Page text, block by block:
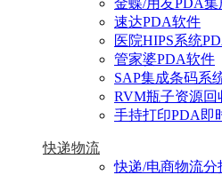
金蝶/用友PDA集
速达PDA软件
医院HIPS系统
管家婆PDA软件
SAP集成条码系
RVM瓶子资源回
手持打印PDA即
快递物流
快递/电商物流分